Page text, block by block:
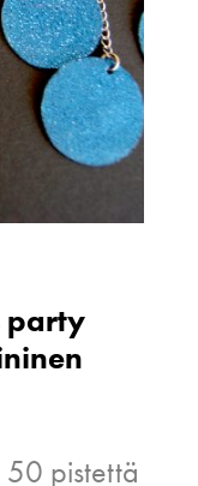
party
pistettä